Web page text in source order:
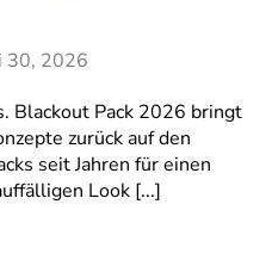
30, 2026
Blackout Pack 2026 bringt
zurück auf den
seit Jahren für einen
Look [...]